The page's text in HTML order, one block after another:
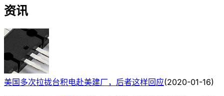
资讯
美国多次拉拢台积电赴美建厂，后者这样回应(2020-01-16)